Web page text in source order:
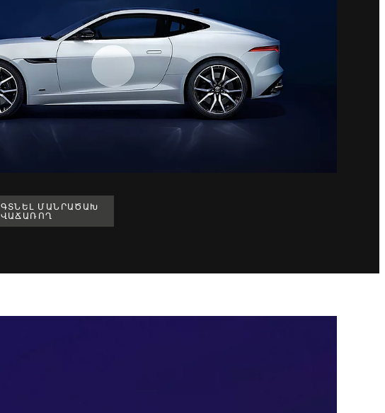
ԳՏՆԵԼ ՄԱՆՐԱԾԱԽ
ՎԱՃԱՌՈՂ